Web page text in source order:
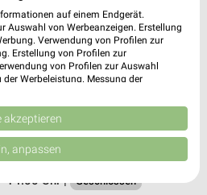
am Main
14:00 Uhr | Geschlossen
❯
5
14:00 Uhr | Geschlossen
auf einem Endgerät.
Auswahl von Werbeanzeigen. Erstellung
Verwendung von Profilen zur
Erstellung von Profilen zur
von Profilen zur Auswahl
Werbeleistung. Messung der
Quellen. Entwicklung und
reduzierter Daten zur Auswahl
Union weitergegeben und in die
akzeptieren
anpassen